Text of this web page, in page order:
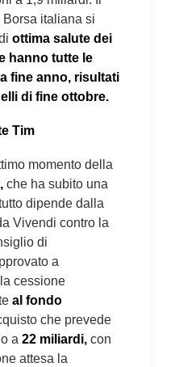
italiana si
ottima salute dei
hanno tutte le
fine anno, risultati
di fine ottobre.
Tim
momento della
che ha subito una
dipende dalla
Vivendi contro la
di
a
cessione
al fondo
che prevede
a 22 miliardi, con
attesa la